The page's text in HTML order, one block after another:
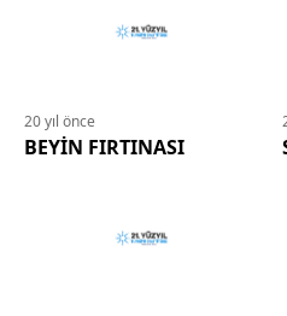
20 yıl önce
BEYİN FIRTINASI